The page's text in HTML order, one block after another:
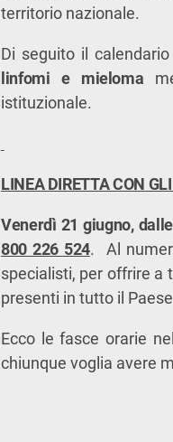
territorio nazionale.
Di seguito il
linfomi e mieloma
istituzionale.
LINEA DIRETTA CON
Venerdì 21 giugno,
800 226 524. Al
specialisti, per offrire a
presenti in tutto il
Ecco le fasce orarie
chiunque voglia avere